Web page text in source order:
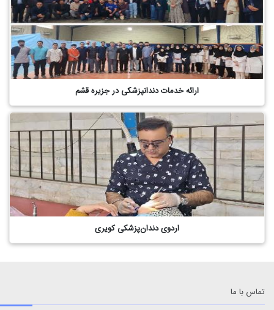
ارائه خدمات دندانپزشکی در جزیره قشم
اردوی دندان‌پزشکی کویری
تماس با ما